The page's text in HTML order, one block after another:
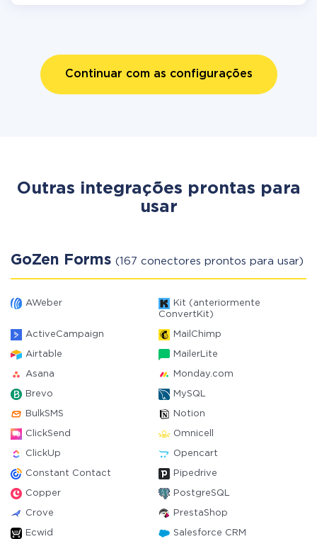
Continuar com as configurações
Outras integrações prontas para
usar
GoZen Forms (167 conectores prontos para usar)
AWeber
Kit (anteriormente
ConvertKit)
ActiveCampaign MailChimp
Airtable MailerLite
Asana Monday.com
Brevo MySQL
BulkSMS Notion
ClickSend Omnicell
ClickUp Opencart
Constant Contact Pipedrive
Copper PostgreSQL
Crove PrestaShop
Ecwid Salesforce CRM